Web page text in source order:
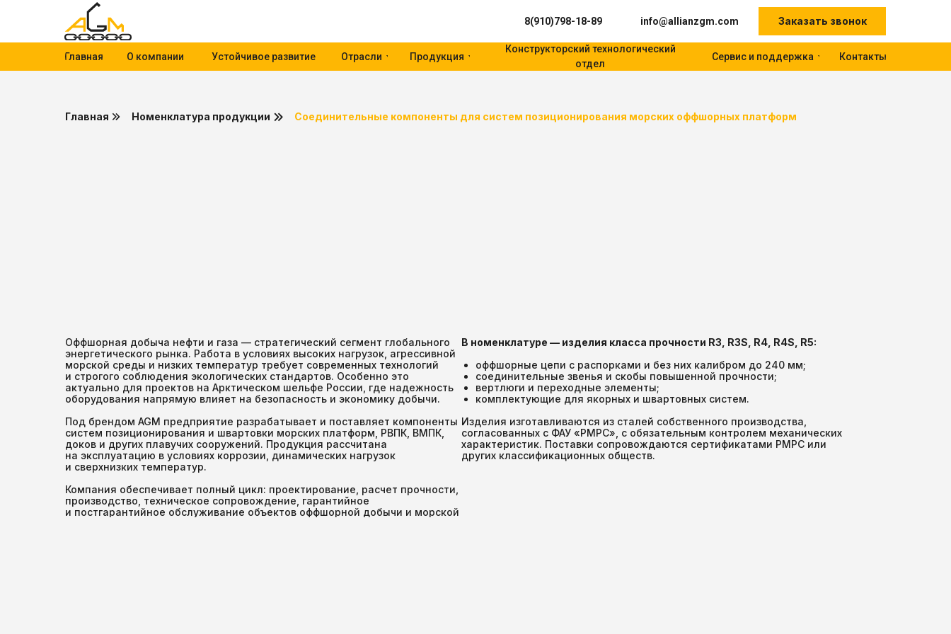
Главная
8(910)798-18-89 info@allianzgm.com
О компании Устойчивое развитие Отрасли Продукция
Конструкторский технологический
отдел
Сервис и поддержка Контакты
Заказать звонок
Соединительные компоненты для систем позиционирования морских оффшорных платформ
Номенклатура продукции
Главная
Оффшорная добыча нефти и газа — стратегический сегмент глобального
энергетического рынка. Работа в условиях высоких нагрузок, агрессивной
морской среды и низких температур требует современных технологий
и строгого соблюдения экологических стандартов. Особенно это
актуально для проектов на Арктическом шельфе России, где надежность
оборудования напрямую влияет на безопасность и экономику добычи.
Под брендом AGM предприятие разрабатывает и поставляет компоненты
систем позиционирования и швартовки морских платформ, РВПК, ВМПК,
доков и других плавучих сооружений. Продукция рассчитана
на эксплуатацию в условиях коррозии, динамических нагрузок
и сверхнизких температур.
Компания обеспечивает полный цикл: проектирование, расчет прочности,
производство, техническое сопровождение, гарантийное
и постгарантийное обслуживание объектов оффшорной добычи и морской
В номенклатуре — изделия класса прочности R3, R3S, R4, R4S, R5:
оффшорные цепи с распорками и без них калибром до 240 мм;
соединительные звенья и скобы повышенной прочности;
вертлюги и переходные элементы;
комплектующие для якорных и швартовных систем.
Изделия изготавливаются из сталей собственного производства,
согласованных с ФАУ «РМРС», с обязательным контролем механических
характеристик. Поставки сопровождаются сертификатами РМРС или
других классификационных обществ.